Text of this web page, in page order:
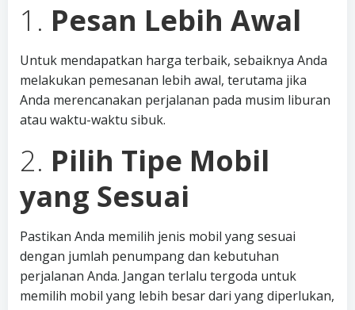
1. Pesan Lebih Awal
Untuk mendapatkan harga terbaik, sebaiknya Anda
melakukan pemesanan lebih awal, terutama jika
Anda merencanakan perjalanan pada musim liburan
atau waktu-waktu sibuk.
2. Pilih Tipe Mobil
yang Sesuai
Pastikan Anda memilih jenis mobil yang sesuai
dengan jumlah penumpang dan kebutuhan
perjalanan Anda. Jangan terlalu tergoda untuk
memilih mobil yang lebih besar dari yang diperlukan,